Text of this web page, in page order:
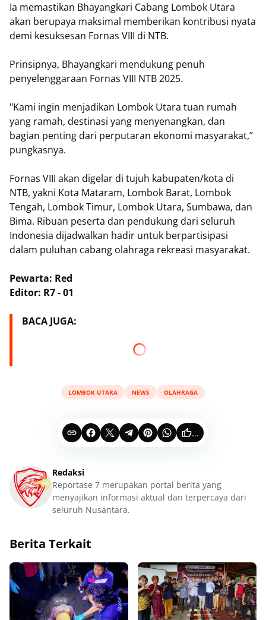
Ia memastikan Bhayangkari Cabang Lombok Utara
akan berupaya maksimal memberikan kontribusi nyata
demi kesuksesan Fornas VIII di NTB.
Prinsipnya, Bhayangkari mendukung penuh
penyelenggaraan Fornas VIII NTB 2025.
"Kami ingin menjadikan Lombok Utara tuan rumah
yang ramah, destinasi yang menyenangkan, dan
bagian penting dari perputaran ekonomi masyarakat,”
pungkasnya.
Fornas VIII akan digelar di tujuh kabupaten/kota di
NTB, yakni Kota Mataram, Lombok Barat, Lombok
Tengah, Lombok Timur, Lombok Utara, Sumbawa, dan
Bima. Ribuan peserta dan pendukung dari seluruh
Indonesia dijadwalkan hadir untuk berpartisipasi
dalam puluhan cabang olahraga rekreasi masyarakat.
Pewarta: Red
Editor: R7 - 01
BACA JUGA:
LOMBOK UTARA NEWS OLAHRAGA
...
Redaksi
Reportase 7 merupakan portal berita yang
menyajikan informasi aktual dan terpercaya dari
seluruh Nusantara.
Berita Terkait